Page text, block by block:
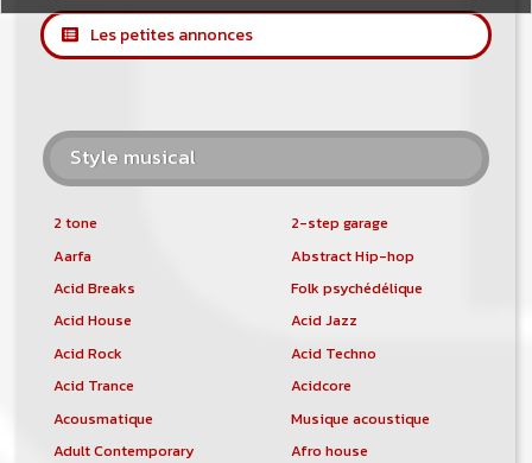
Les petites annonces
Style musical
2 tone
2-step garage
Aarfa
Abstract Hip-hop
Acid Breaks
Folk psychédélique
Acid House
Acid Jazz
Acid Rock
Acid Techno
Acid Trance
Acidcore
Acousmatique
Musique acoustique
Adult Contemporary
Afro house